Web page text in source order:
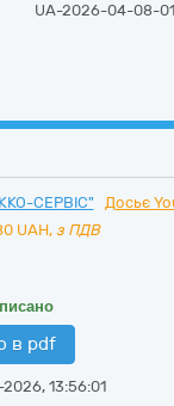
UA-2026-04-08-
СЕРВІС"
Досьє
UAH, з ПДВ
в pdf
13:56:01